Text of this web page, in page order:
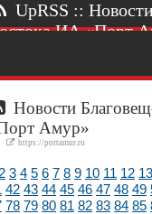
UpRSS ::
ИА «Порт
Новости
Амур»
https://portamur.ru
2 3 4 5 6 7 8 9 10 11 12 13
42 43 44 45 46 47 48 49
78 79 80 81 82 83 84 85